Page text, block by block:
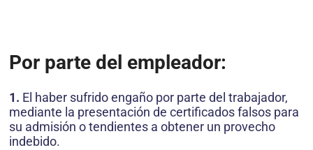
Por parte del empleador:
1. El haber sufrido engaño por parte del trabajador,
mediante la presentación de certificados falsos para
su admisión o tendientes a obtener un provecho
indebido.